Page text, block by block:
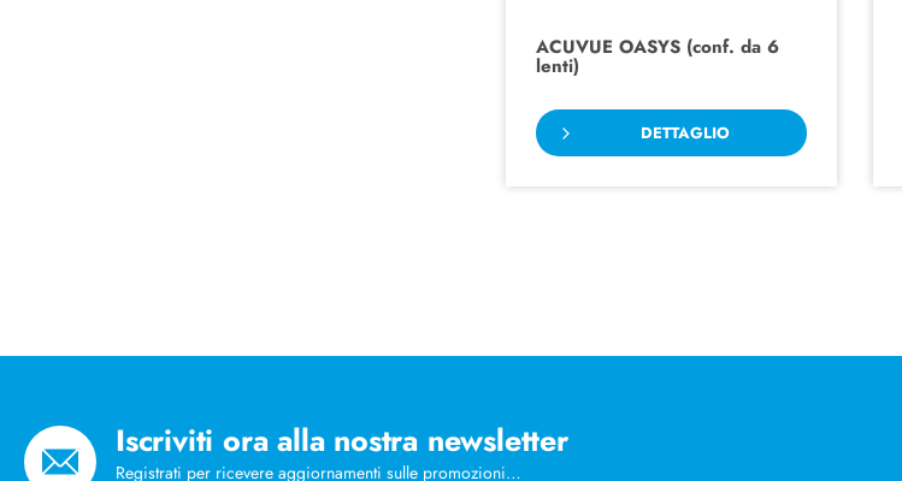
ACUVUE OASYS (conf. da 6
lenti)
DETTAGLIO
Iscriviti ora alla nostra newsletter
Registrati per ricevere aggiornamenti sulle promozioni…